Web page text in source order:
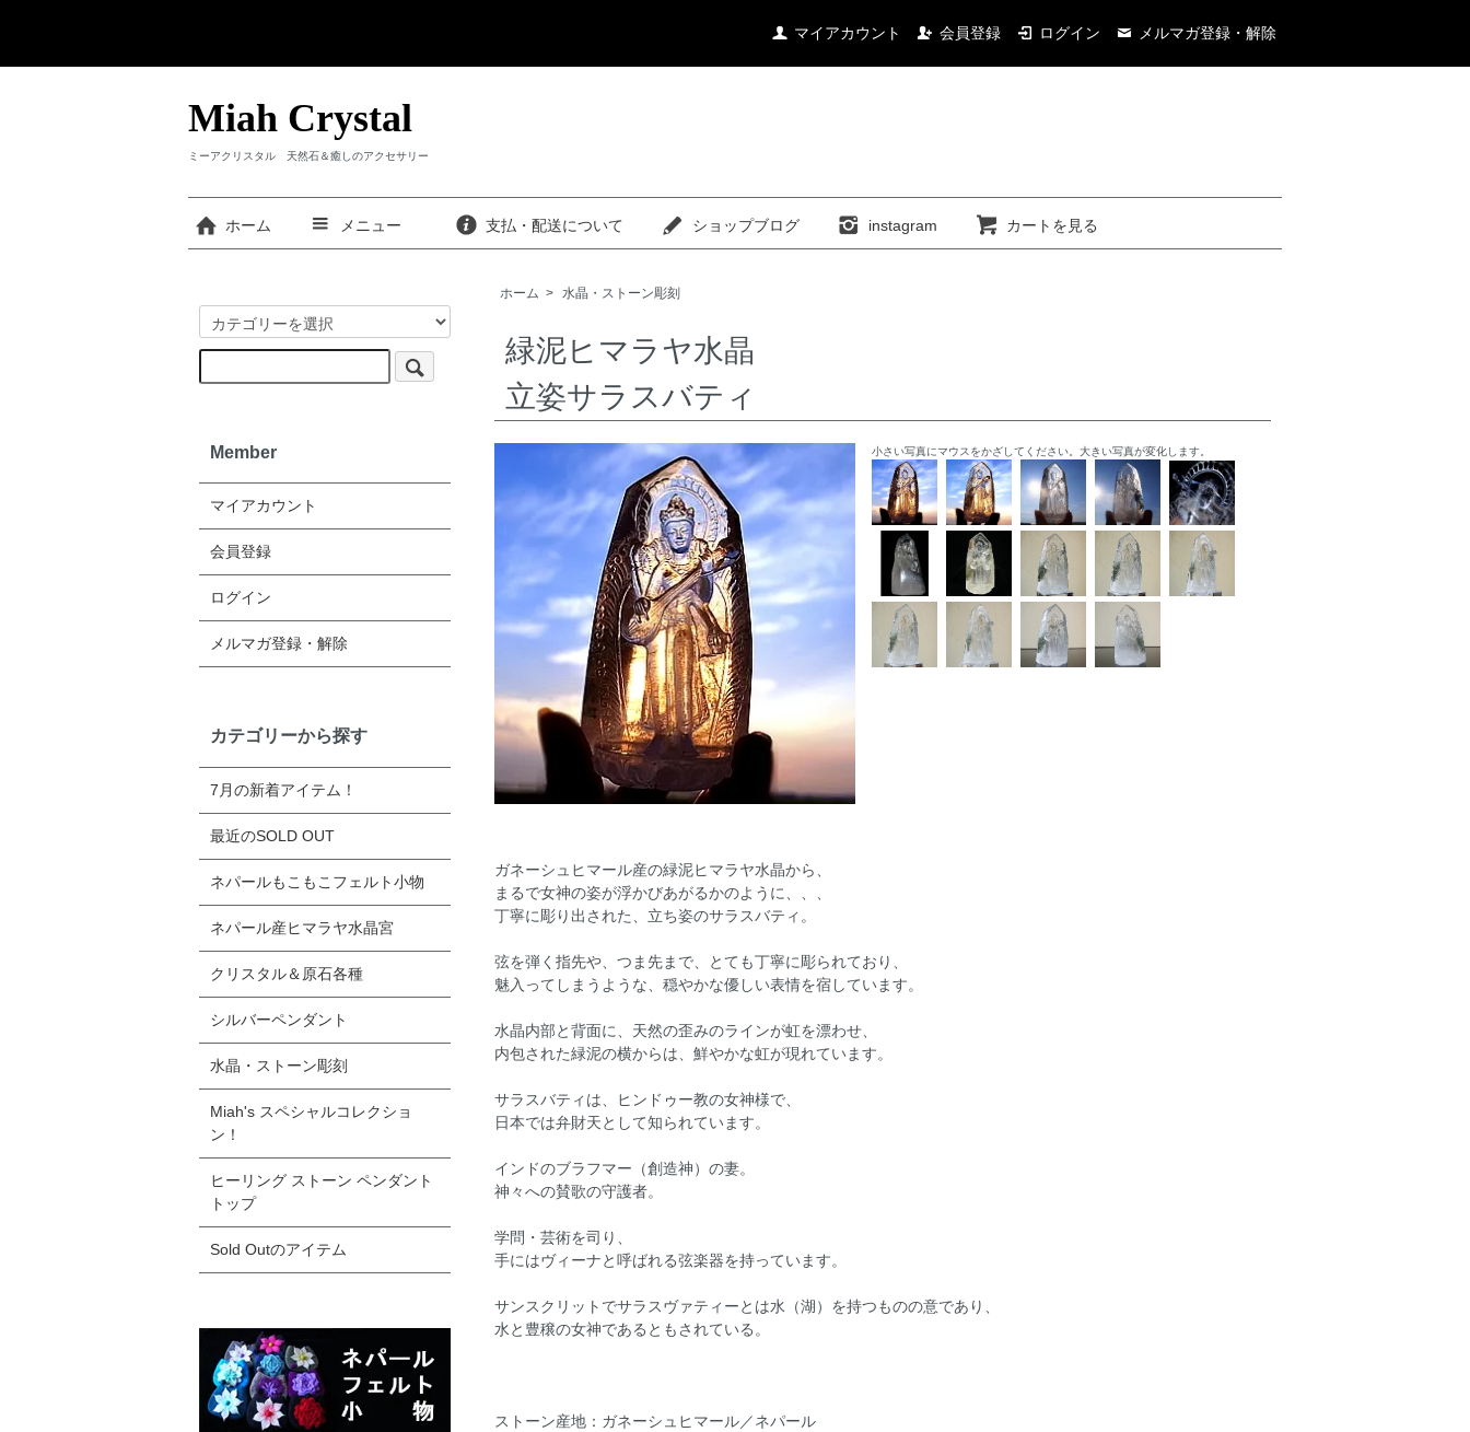
マイアカウント 会員登録 ログイン メルマガ登録・解除
Miah Crystal
ミーアクリスタル 天然石＆癒しのアクセサリー
ホーム メニュー 支払・配送について ショップブログ instagram カートを見る
ホーム > 水晶・ストーン彫刻
緑泥ヒマラヤ水晶
立姿サラスバティ
小さい写真にマウスをかざしてください。大きい写真が変化します。
ガネーシュヒマール産の緑泥ヒマラヤ水晶から、
まるで女神の姿が浮かびあがるかのように、、、
丁寧に彫り出された、立ち姿のサラスバティ。
弦を弾く指先や、つま先まで、とても丁寧に彫られており、
魅入ってしまうような、穏やかな優しい表情を宿しています。
水晶内部と背面に、天然の歪みのラインが虹を漂わせ、
内包された緑泥の横からは、鮮やかな虹が現れています。
サラスバティは、ヒンドゥー教の女神様で、
日本では弁財天として知られています。
インドのブラフマー（創造神）の妻。
神々への賛歌の守護者。
学問・芸術を司り、
手にはヴィーナと呼ばれる弦楽器を持っています。
サンスクリットでサラスヴァティーとは水（湖）を持つものの意であり、
水と豊穣の女神であるともされている。
ストーン産地：ガネーシュヒマール／ネパール
Member
マイアカウント
会員登録
ログイン
メルマガ登録・解除
カテゴリーから探す
7月の新着アイテム！
最近のSOLD OUT
ネパールもこもこフェルト小物
ネパール産ヒマラヤ水晶宮
クリスタル＆原石各種
シルバーペンダント
水晶・ストーン彫刻
Miah's スペシャルコレクショ
ン！
ヒーリング ストーン ペンダント
トップ
Sold Outのアイテム